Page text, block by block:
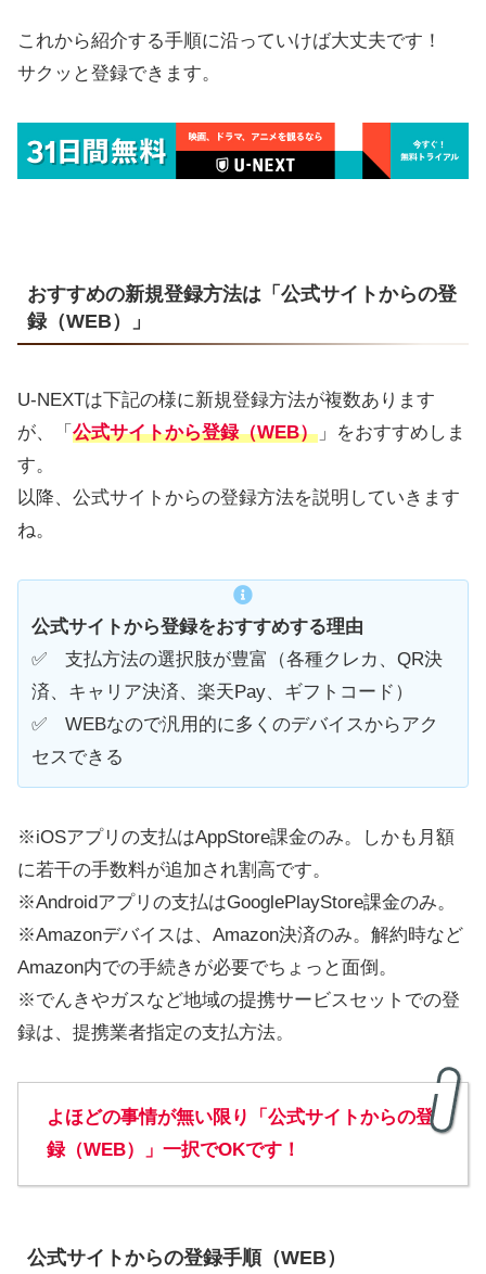
これから紹介する手順に沿っていけば大丈夫です！
サクッと登録できます。
おすすめの新規登録方法は「公式サイトからの登
録（WEB）」
U-NEXTは下記の様に新規登録方法が複数あります
が、「 公式サイトから登録（WEB） 」をおすすめしま
す。
以降、公式サイトからの登録方法を説明していきます
ね。
公式サイトから登録をおすすめする理由
✅ 支払方法の選択肢が豊富（各種クレカ、QR決
済、キャリア決済、楽天Pay、ギフトコード）
✅ WEBなので汎用的に多くのデバイスからアク
セスできる
※iOSアプリの支払はAppStore課金のみ。しかも月額
に若干の手数料が追加され割高です。
※Androidアプリの支払はGooglePlayStore課金のみ。
※Amazonデバイスは、Amazon決済のみ。解約時など
Amazon内での手続きが必要でちょっと面倒。
※でんきやガスなど地域の提携サービスセットでの登
録は、提携業者指定の支払方法。
よほどの事情が無い限り「公式サイトからの登
録（WEB）」一択でOKです！
公式サイトからの登録手順（WEB）